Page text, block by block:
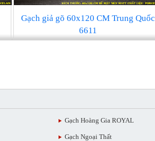
Gạch giả gõ 60x120 CM Trung Quốc
6611
Gạch Hoàng Gia ROYAL
Gạch Ngoại Thất